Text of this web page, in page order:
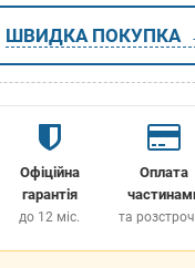
ШВИДКА ПОКУПКА
Офіційна
гарантія
до 12 міс.
Оплата
та